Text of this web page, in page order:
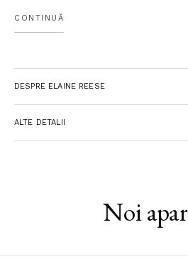
carte rezultatele studiilor realizate de
copii și părinți, de-a lungul a nu mai
temperament dificil. Găsim sfaturi
se confruntă cu probleme foarte
totuși copiii de pe urma poveștilor cu
inevitabil, prin intermediul
Vom vedea apoi că părinții pot și
ritualul poveștilor în familie chiar și
ales după ce aceștia devin ei înșiși
CONTINUĂ
DESPRE ELAINE REESE
ALTE DETALII
Noi